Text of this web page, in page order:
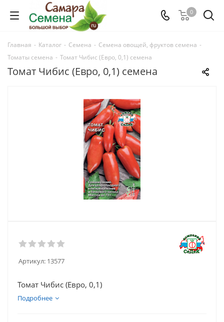
0
Главная - Каталог - Семена - Семена овощей, фруктов семена -
Томаты семена - Томат Чибис (Евро, 0,1) семена
Томат Чибис (Евро, 0,1) семена
Артикул: 13577
Томат Чибис (Евро, 0,1)
Подробнее